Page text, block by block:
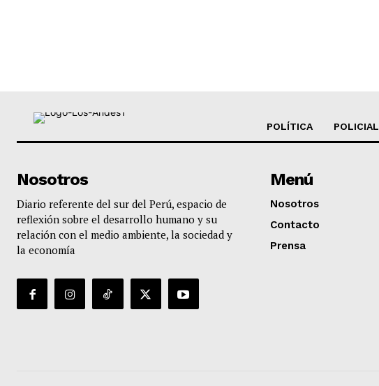
POLÍTICA POLICIAL
Nosotros
Diario referente del sur del Perú, espacio de
reflexión sobre el desarrollo humano y su
relación con el medio ambiente, la sociedad y
la economía
Menú
Nosotros
Contacto
Prensa